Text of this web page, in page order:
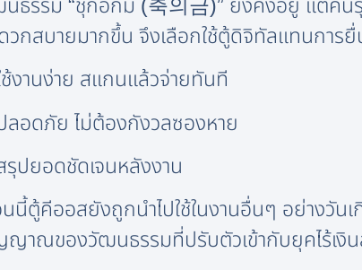
ธรรม “ชุกอีกึม (축의금)” ยังคงอยู่ แต่คน
วกสบายมากขึ้น จึงเลือกใช้ตู้ดิจิทัลแทนการ
ช้งานง่าย สแกนแล้วจ่ายทันที
ลอดภัย ไม่ต้องกังวลซองหาย
รุปยอดชัดเจนหลังงาน
นี้ตู้คีออสยังถูกนำไปใช้ในงานอื่นๆ อย่างวั
าณของวัฒนธรรมที่ปรับตัวเข้ากับยุคไร้เงิน